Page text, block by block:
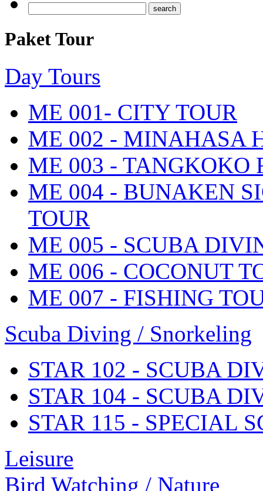
Paket Tour
Day Tours
ME 001- CITY TOUR
ME 002 - MINAHASA
ME 003 - TANGKOKO
ME 004 - BUNAKEN
TOUR
ME 005 - SCUBA
ME 006 - COCONUT
ME 007 - FISHING
Scuba Diving / Snorkeling
STAR 102 - SCUBA
STAR 104 - SCUBA
STAR 115 - SPECIAL
Leisure
Bird Watching / Nature